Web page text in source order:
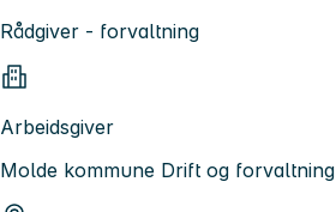
Rådgiver - forvaltning
Arbeidsgiver
Molde kommune Drift og forvaltning